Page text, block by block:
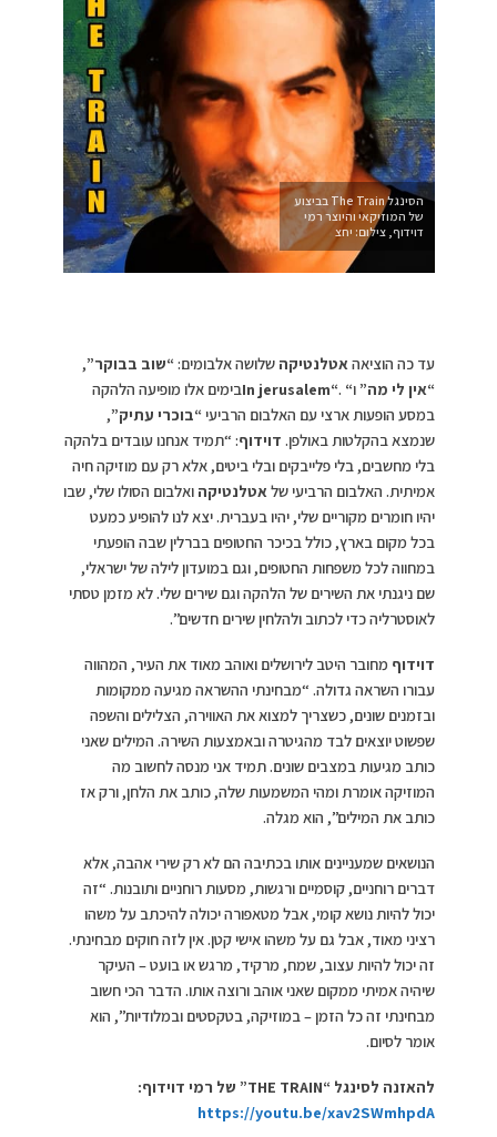
הסינגל The Train בביצוע
של המוזיקאי והיוצר רמי
דוידוף, צילום: יחצ
עד כה הוציאהאטלנטיקה שלושה אלבומים:“שוב בבוקר”,
“אין לי מה”ו“
.
“In jerusalem
בימים אלו מופיעה הלהקה
במסע הופעות ארצי עם האלבום הרביעי“בוכרי עתיק”,
שנמצא בהקלטות באולפן. דוידוף: “תמיד אנחנו עובדים בלהקה
בלי מחשבים, בלי פלייבקים ובלי ביטים, אלא רק עם מוזיקה חיה
אמיתית. האלבום הרביעי שלאטלנטיקה ואלבום הסולו שלי, שבו
יהיו חומרים מקוריים שלי, יהיו בעברית. יצא לנו להופיע כמעט
בכל מקום בארץ, כולל בכיכר החטופים בברלין שבה הופעתי
במחווה לכל משפחות החטופים, וגם במועדון לילה של ישראלי,
שם ניגנתי את השירים של הלהקה וגם שירים שלי. לא מזמן טסתי
לאוסטרליה כדי לכתוב ולהלחין שירים חדשים”.
דוידוף מחובר היטב לירושלים ואוהב מאוד את העיר, המהווה
עבורו השראה גדולה. “מבחינתי ההשראה מגיעה ממקומות
ובזמנים שונים, כשצריך למצוא את האווירה, הצלילים והשפה
שפשוט יוצאים לבד מהגיטרה ובאמצעות השירה. המילים שאני
כותב מגיעות במצבים שונים. תמיד אני מנסה לחשוב מה
המוזיקה אומרת ומהי המשמעות שלה, כותב את הלחן, ורק אז
כותב את המילים”, הוא מגלה.
הנושאים שמעניינים אותו בכתיבה הם לא רק שירי אהבה, אלא
דברים רוחניים, קוסמיים ורגשות, מסעות רוחניים ותובנות. “זה
יכול להיות נושא קומי, אבל מטאפורה יכולה להיכתב על משהו
רציני מאוד, אבל גם על משהו אישי קטן. אין לזה חוקים מבחינתי.
זה יכול להיות עצוב, שמח, מרקיד, מרגש או בועט – העיקר
שיהיה אמיתי ממקום שאני אוהב ורוצה אותו. הדבר הכי חשוב
מבחינתי זה כל הזמן – במוזיקה, בטקסטים ובמלודיות”, הוא
אומר לסיום.
להאזנה לסינגל “THE TRAIN” של רמי דוידוף:
https://youtu.be/xav2SWmhpdA